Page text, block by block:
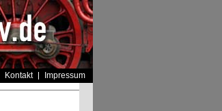
Kontakt Impressum